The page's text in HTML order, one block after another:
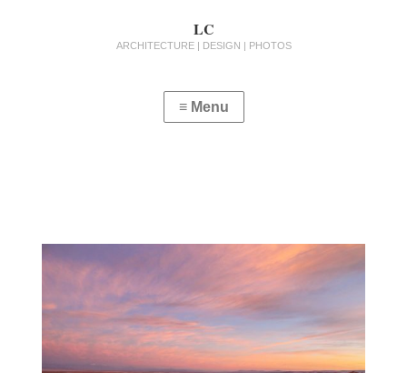
LC
ARCHITECTURE | DESIGN | PHOTOS